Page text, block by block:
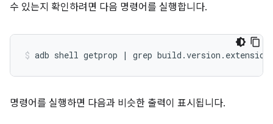
수 있는지 확인하려면 다음 명령어를 실행합니다.
명령어를 실행하면 다음과 비슷한 출력이 표시됩니다.